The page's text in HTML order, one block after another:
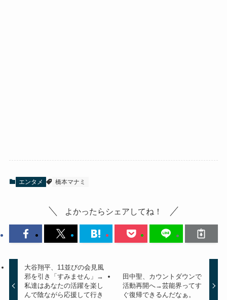
エンタメ 橋本マナミ
よかったらシェアしてね！
大谷翔平、11並びの会見風
邪を引き「すみません」→
私達はあなたの活躍を楽し
んで陰ながら応援して行き
田中聖、カウントダウンで
活動再開へ→芸能界ってす
ぐ復帰できるんだなぁ。